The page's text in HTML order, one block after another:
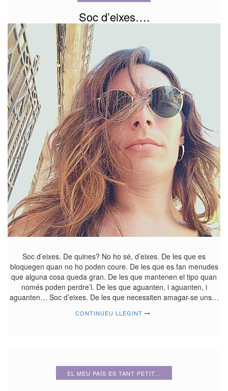
Soc d’eixes….
Soc d’eixes. De quines? No ho sé, d’eixes. De les que es
bloquegen quan no ho poden coure. De les que es fan menudes
que alguna cosa queda gran. De les que mantenen el tipo quan
només poden perdre’l. De les que aguanten, i aguanten, i
aguanten… Soc d’eixes. De les que necessiten amagar-se uns…
CONTINUEU LLEGINT
EL MEU PAÍS ES TANT PETIT...